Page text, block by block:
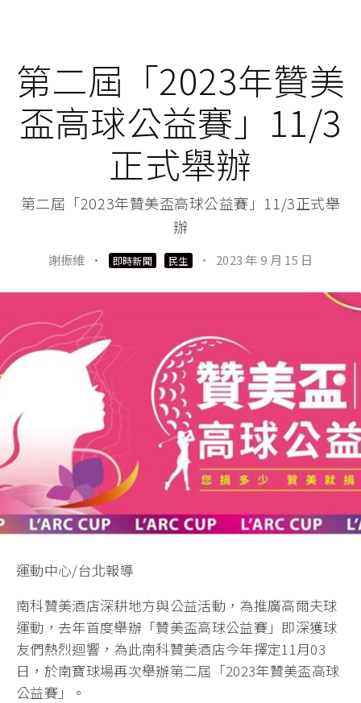
第二屆「2023年贊美
盃高球公益賽」11/3
正式舉辦
第二屆「2023年贊美盃高球公益賽」11/3正式舉
辦
謝振維 · 即時新聞 民生 · 2023 年 9 月 15 日
運動中心/台北報導
南科贊美酒店深耕地方與公益活動，為推廣高爾夫球
運動，去年首度舉辦「贊美盃高球公益賽」即深獲球
友們熱烈迴響，為此南科贊美酒店今年擇定11月03
日，於南寶球場再次舉辦第二屆「2023年贊美盃高球
公益賽」。